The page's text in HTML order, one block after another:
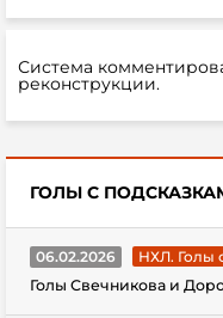
Система
реконструкции.
ГОЛЫ С
06.02.2026
НХЛ. Голы
Голы Свечникова и